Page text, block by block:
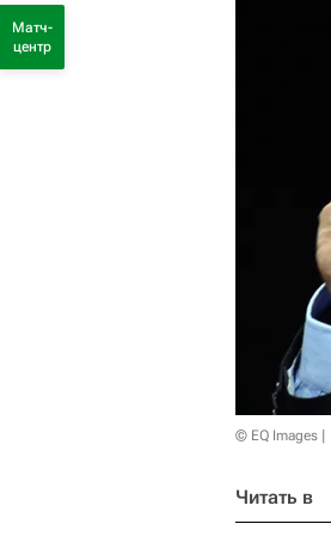
© EQ Images
Читать в
Матч-
центр